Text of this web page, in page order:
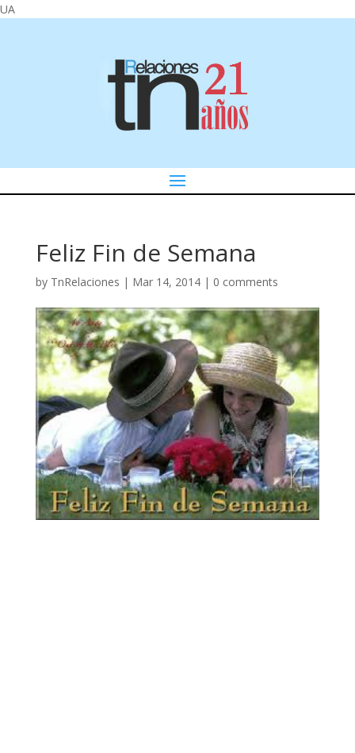
UA
Feliz Fin de Semana
by TnRelaciones | Mar 14, 2014| 0 comments